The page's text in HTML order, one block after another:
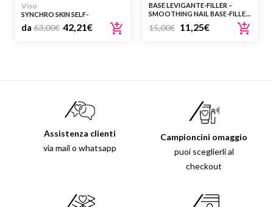
Viso
SYNCHRO SKIN SELF-
REFRESHING CUSTOM FINISH
POWDER FOUNDATION
da 63,00€ 42,21€
BASE LEVIGANTE-FILLER –
SMOOTHING NAIL BASE-FILLER
15,00€ 11,25€
Assistenza clienti
via mail o whatsapp
Campioncini omaggio
puoi sceglierli al
checkout